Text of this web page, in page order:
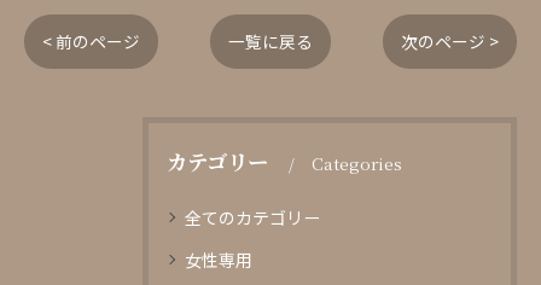
< 前のページ 一覧に戻る 次のページ >
カテゴリー Categories
全てのカテゴリー
女性専用